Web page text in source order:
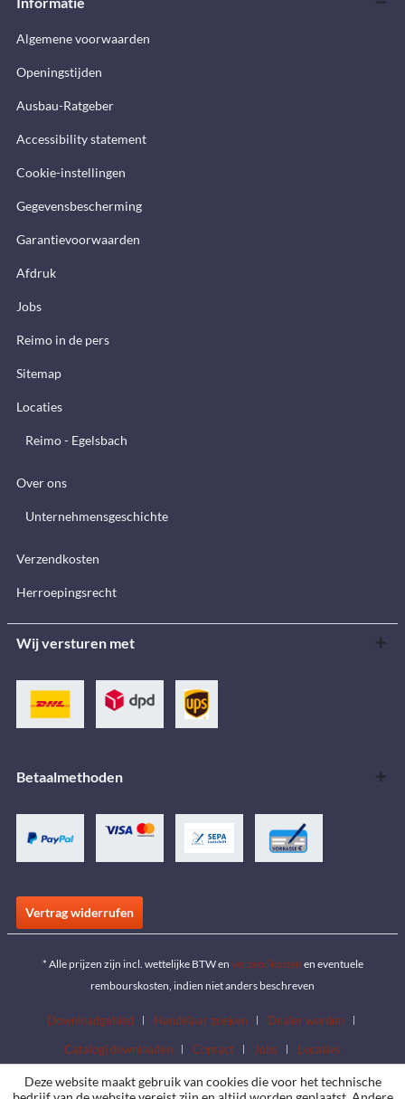
Algemene voorwaarden
Openingstijden
Ausbau-Ratgeber
Accessibility statement
Cookie-instellingen
Gegevensbescherming
Garantievoorwaarden
Afdruk
Jobs
Reimo in de pers
Sitemap
Locaties
Reimo - Egelsbach
Over ons
Unternehmensgeschichte
Verzendkosten
Herroepingsrecht
Wij versturen met
Betaalmethoden
Vertrag widerrufen
* Alle prijzen zijn incl. wettelijke BTW en verzendkosten en eventuele
rembourskosten, indien niet anders beschreven
Downloadgebied Handelaar zoeken
Dealer worden
Catalogi downloaden
Contact Jobs Locaties
Deze website maakt gebruik van cookies die voor het technische